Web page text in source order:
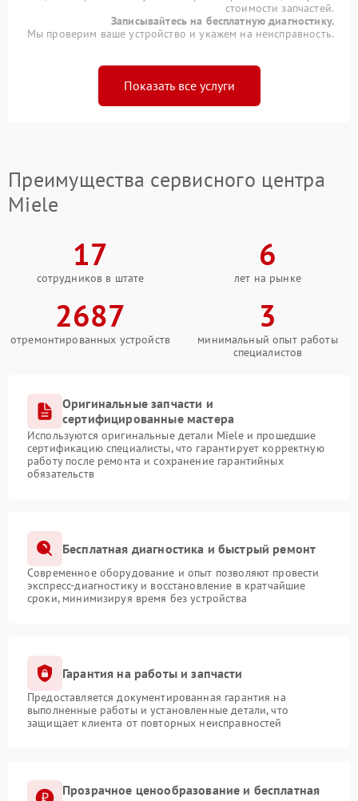
стоимости запчастей.
Записывайтесь на бесплатную диагностику.
Мы проверим ваше устройство и укажем на неисправность.
Показать все услуги
Преимущества сервисного центра
Miele
17
сотрудников в штате
6
лет на рынке
2687
отремонтированных устройств
3
минимальный опыт работы
специалистов
Оригинальные запчасти и
сертифицированные мастера
Используются оригинальные детали Miele и прошедшие
сертификацию специалисты, что гарантирует корректную
работу после ремонта и сохранение гарантийных
обязательств
Бесплатная диагностика и быстрый ремонт
Современное оборудование и опыт позволяют провести
экспресс-диагностику и восстановление в кратчайшие
сроки, минимизируя время без устройства
Гарантия на работы и запчасти
Предоставляется документированная гарантия на
выполненные работы и установленные детали, что
защищает клиента от повторных неисправностей
Прозрачное ценообразование и бесплатная